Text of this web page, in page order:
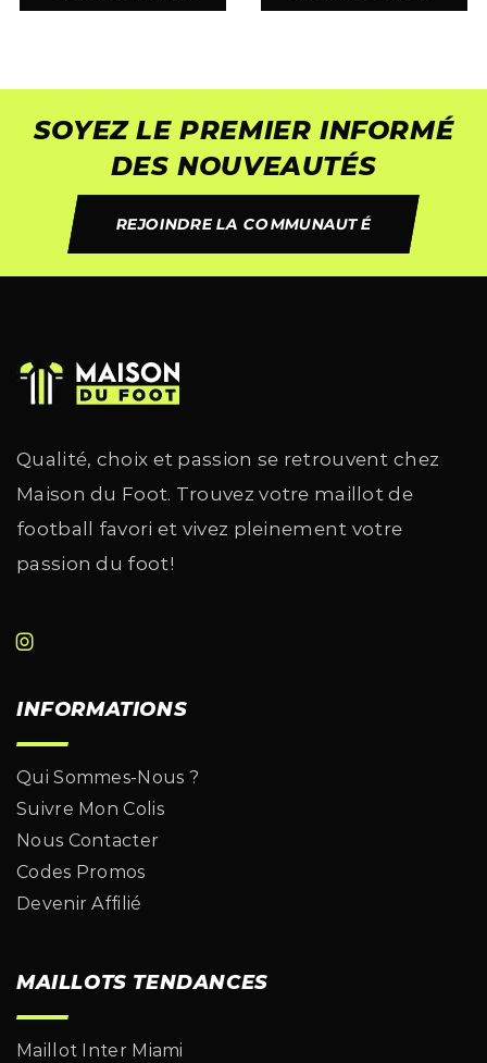
SOYEZ LE PREMIER INFORMÉ
DES NOUVEAUTÉS
REJOINDRE LA COMMUNAUTÉ
Qualité, choix et passion se retrouvent chez
Maison du Foot. Trouvez votre maillot de
football favori et vivez pleinement votre
passion du foot!
INFORMATIONS
Qui Sommes-Nous ?
Suivre Mon Colis
Nous Contacter
Codes Promos
Devenir Affilié
MAILLOTS TENDANCES
Maillot Inter Miami